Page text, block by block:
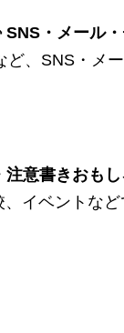
・メール
、SNS・メ
注意書きおも
イベントな